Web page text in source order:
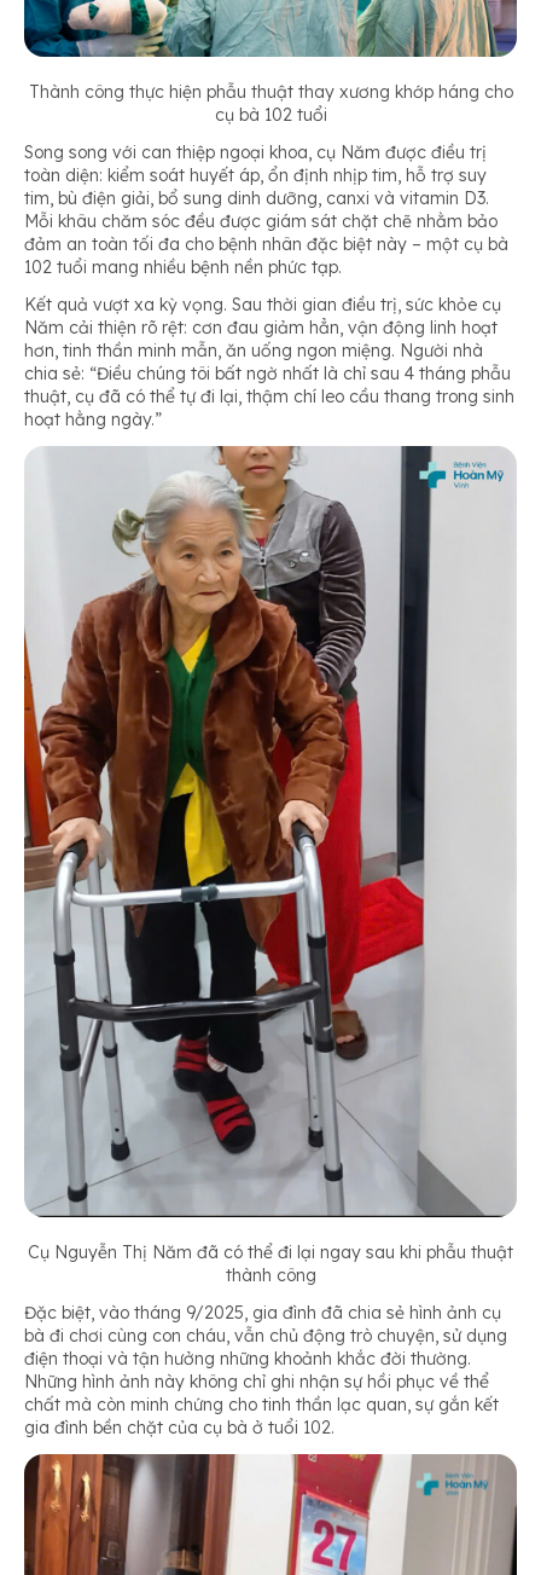
Thành công thực hiện phẫu thuật thay xương khớp háng cho
cụ bà 102 tuổi
Song song với can thiệp ngoại khoa, cụ Năm được điều trị
toàn diện: kiểm soát huyết áp, ổn định nhịp tim, hỗ trợ suy
tim, bù điện giải, bổ sung dinh dưỡng, canxi và vitamin D3.
Mỗi khâu chăm sóc đều được giám sát chặt chẽ nhằm bảo
đảm an toàn tối đa cho bệnh nhân đặc biệt này – một cụ bà
102 tuổi mang nhiều bệnh nền phức tạp.
Kết quả vượt xa kỳ vọng. Sau thời gian điều trị, sức khỏe cụ
Năm cải thiện rõ rệt: cơn đau giảm hẳn, vận động linh hoạt
hơn, tinh thần minh mẫn, ăn uống ngon miệng. Người nhà
chia sẻ: “Điều chúng tôi bất ngờ nhất là chỉ sau 4 tháng phẫu
thuật, cụ đã có thể tự đi lại, thậm chí leo cầu thang trong sinh
hoạt hằng ngày.”
Cụ Nguyễn Thị Năm đã có thể đi lại ngay sau khi phẫu thuật
thành công
Đặc biệt, vào tháng 9/2025, gia đình đã chia sẻ hình ảnh cụ
bà đi chơi cùng con cháu, vẫn chủ động trò chuyện, sử dụng
điện thoại và tận hưởng những khoảnh khắc đời thường.
Những hình ảnh này không chỉ ghi nhận sự hồi phục về thể
chất mà còn minh chứng cho tinh thần lạc quan, sự gắn kết
gia đình bền chặt của cụ bà ở tuổi 102.